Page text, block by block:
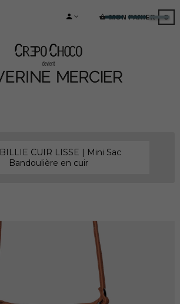
MON PANIER 0
BILLIE CUIR LISSE | Mini Sac
Bandoulière en cuir